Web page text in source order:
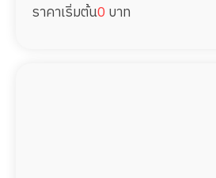
ราคาเริ่มต้น0 บาท